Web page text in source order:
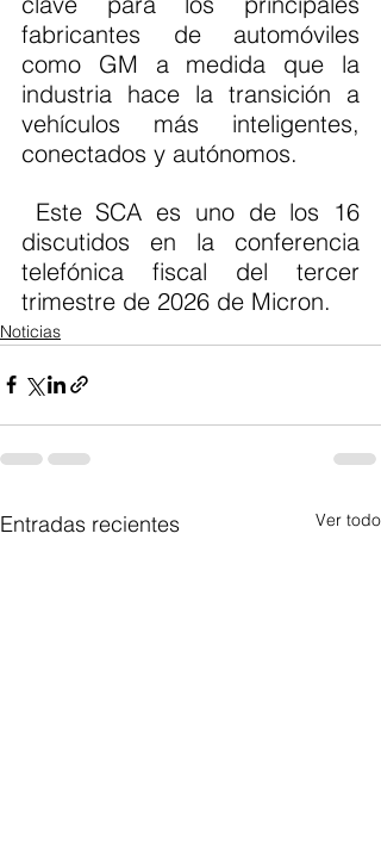
fabricantes de automóviles
como GM a medida que la
industria hace la transición a
vehículos más inteligentes,
conectados y autónomos.
discutidos en la conferencia
telefónica fiscal del tercer
trimestre de 2026 de Micron.
Noticias
Entradas recientes Ver todo